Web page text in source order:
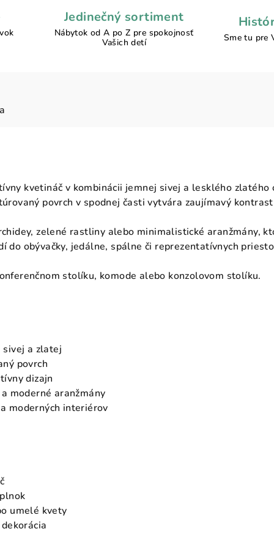
Jedinečný sortiment
Nábytok od A po Z pre spokojnosť
Vašich detí
Sme tu pre
kvetináč v kombinácii jemnej sivej a lesklého
povrch v spodnej časti vytvára zaujímavý
zelené rastliny alebo minimalistické aranžmány,
do obývačky, jedálne, spálne či reprezentatívnych
stolíku, komode alebo konzolovom stolíku.
a zlatej
povrch
dizajn
aranžmány
interiérov
umelé kvety